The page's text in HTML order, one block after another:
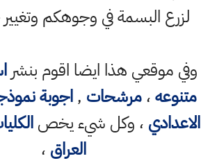
لزرع البسمة في وجوهكم
وفي موقعي هذا ايضا اقوم بنشر
متنوعه،مرشحات ,اجوبة
الاعدادي ، وكل شيء يخص
العراق ،